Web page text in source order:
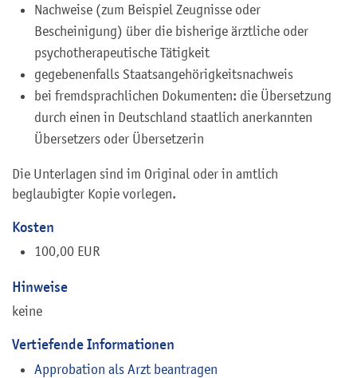
Nachweise (zum Beispiel Zeugnisse oder
Bescheinigung) über die bisherige ärztliche oder
psychotherapeutische Tätigkeit
gegebenenfalls Staatsangehörigkeitsnachweis
bei fremdsprachlichen Dokumenten: die Übersetzung
durch einen in Deutschland staatlich anerkannten
Übersetzers oder Übersetzerin
Die Unterlagen sind im Original oder in amtlich
beglaubigter Kopie vorlegen.
Kosten
100,00 EUR
Hinweise
keine
Vertiefende Informationen
Approbation als Arzt beantragen